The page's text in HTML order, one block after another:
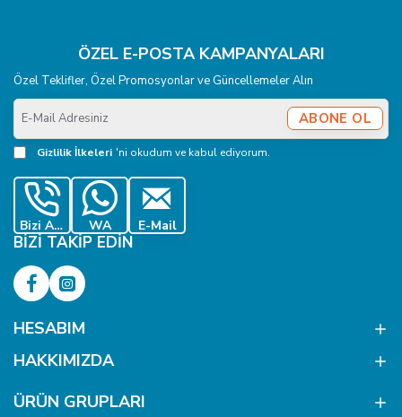
ÖZEL E-POSTA KAMPANYALARI
Özel Teklifler, Özel Promosyonlar ve Güncellemeler Alın
E-
Mail
Adresiniz
ABONE OL
Gizlilik İlkeleri 'ni okudum ve kabul ediyorum.
Bizi Ara WA E-Mail
BIZI TAKIP EDIN
HESABIM
HAKKIMIZDA
ÜRÜN GRUPLARI